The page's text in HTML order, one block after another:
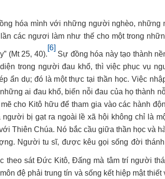
hóa mình với những người nghèo,
lần các ngươi làm như thế cho một trong
(Mt 25, 40).
[6]
Sự đồng hóa này tạo thành
trong người đau khổ, thì việc phục vụ
ẩn dụ; đó là một thực tại thần học. Việc
ai đau khổ, biến nỗi đau của họ thành
cho Kitô hữu để tham gia vào các hành
bị gạt ra ngoài lề xã hội không chỉ là
Thiên Chúa. Nó bắc cầu giữa thần học và
Người tu sĩ, được kêu gọi sống đời
theo sát Đức Kitô, Đấng mà tâm trí người
đệ phải trung tín và sống kết hiệp mật